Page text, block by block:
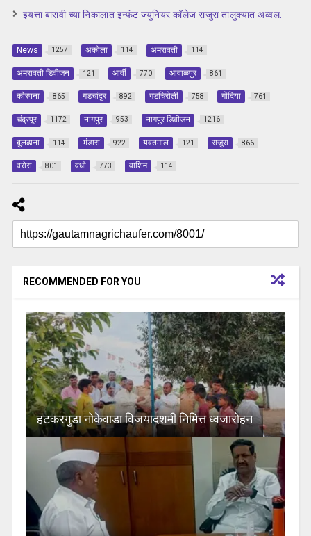
इयत्ता बारावी च्या निकालात इन्फंट ज्युनियर कॉलेज राजुरा तालुक्यात अव्वल.
News 1257 अकोला 114 अमरावती 114
अमरावती डिवीजन 121 आर्वी 770 आवाळपुर 861
कोरपना 865 गडचांदुर 892 गडचिरोली 758 गोंदिया 761
चंद्रपूर 1172 नागपुर 953 नागपुर डिवीजन 1216
बुलढाना 114 भंडारा 922 यवतमाल 121 राजुरा 866
वरोरा 801 वर्धा 773 वाशिम 114
RECOMMENDED FOR YOU
हटकरगुडा नोकेवाडा विजयादशमी निमित्त ध्वजारोहन